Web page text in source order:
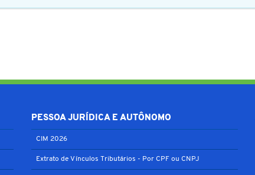
PESSOA JURÍDICA E AUTÔNOMO
CIM 2026
Extrato de Vínculos Tributários - Por CPF ou CNPJ